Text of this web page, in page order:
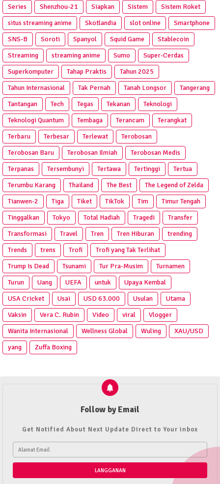
Series
Shenzhou-21 Siapkan Sistem
Sistem Roket
situs streaming anime
Skotlandia slot online
Smartphone
SNS-B
Soroti Spanyol Squid Game
Stablecoin
Streaming
streaming anime Sumo
Super-Cerdas
Superkomputer
Tahap Praktis
Tahun 2025
Tahun Internasional
Tak Pernah Tanah Longsor
Tangerang
Tantangan
Tech Tegas Tekanan
Teknologi
Teknologi Quantum
Tembaga Terancam
Terangkat
Terbaru
Terbesar Terlewat
Terobosan
Terobosan Baru
Terobosan Ilmiah
Terobosan Medis
Terpanas
Tersembunyi Tertawa Tertinggi
Tertua
Terumbu Karang
Thailand The Best
The Legend of Zelda
Tianwen-2
Tiga Tiket TikTok Tim
Timur Tengah
Tinggalkan
Tokyo Total Hadiah Tragedi
Transfer
Transformasi
Travel Tren Tren Hiburan
trending
Trends
trens Trofi
Trofi yang Tak Terlihat
Trump Is Dead
Tsunami Tur Pra‑Musim
Turnamen
Turun
Uang UEFA untuk
Upaya Kembal
USA Cricket
Usai USD 63.000 Usulan
Utama
Vaksin
Vera C. Rubin Video viral
Vlogger
Wanita Internasional
Wellness Global Wuling
XAU/USD
yang
Zuffa Boxing
Follow by Email
Get Notified About Next Update Direct to Your inbox